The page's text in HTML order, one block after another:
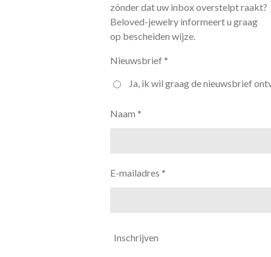
zónder dat uw inbox overstelpt raakt?
Beloved-jewelry informeert u graag
op bescheiden wijze.
Nieuwsbrief *
Ja, ik wil graag de nieuwsbrief
Naam *
E-mailadres *
Inschrijven